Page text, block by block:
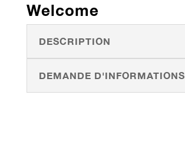
Welcome
DESCRIPTION
DEMANDE D'INFORMATIONS